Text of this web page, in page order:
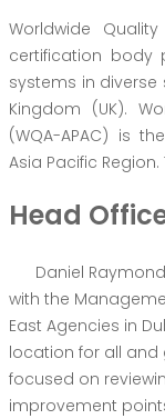
Worldwide
certification body
systems in diverse
Kingdom (UK).
(WQA-APAC) is
Asia Pacific
Head
Daniel
with the
East Agencies in
location for all and
focused on
improvement